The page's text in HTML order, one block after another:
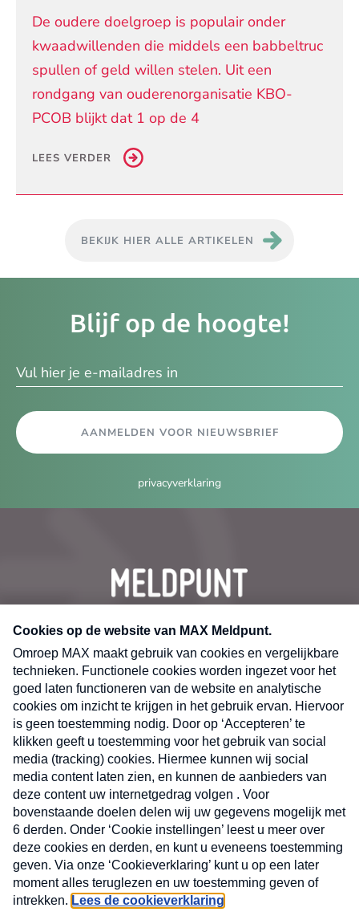
De oudere doelgroep is populair onder
kwaadwillenden die middels een babbeltruc
spullen of geld willen stelen. Uit een
rondgang van ouderenorganisatie KBO-
PCOB blijkt dat 1 op de 4
LEES VERDER
BEKIJK HIER ALLE ARTIKELEN
Blijf op de hoogte!
AANMELDEN VOOR NIEUWSBRIEF
privacyverklaring
CONTACT
Volg ons op
MAX Cookieverklaring Kwetsbaarheid
X
Nieuwsbrief
Neem hier een gratis abonnement op de MAX
Consumenten nieuwsbrief. Elke maandag en
donderdag in uw mailbox.